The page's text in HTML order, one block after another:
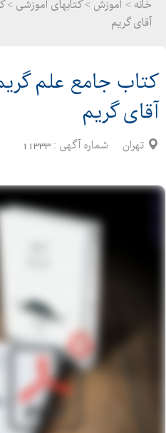
خانه > آموزش >کتابهای آموزشی >
آقای گریم
کتاب جامع علم
آقای گریم
تهران شماره آگهی : 11333